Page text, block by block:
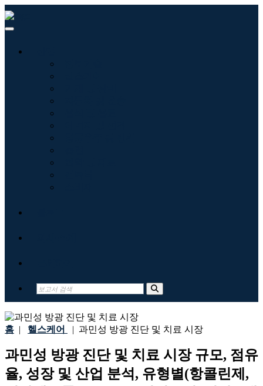
홈 | 헬스케어 | 과민성 방광 진단 및 치료 시장
과민성 방광 진단 및 치료 시장 규모, 점유
율, 성장 및 산업 분석, 유형별(항콜린제,